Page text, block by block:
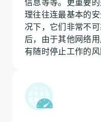
理往往连最基本的
况下，它们非常不
后，由于其他网络
有随时停止工作的风